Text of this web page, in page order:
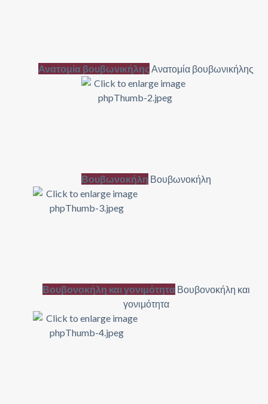
Ανατομία βουβωνικήλης Ανατομία βουβωνικήλης
Βουβωνοκήλη Βουβωνοκήλη
Βουβονοκήλη και γονιμότητα Βουβονοκήλη και
γονιμότητα